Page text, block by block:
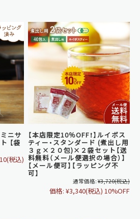
ニサ
【袋
(税込)
【本店限定10％OFF！】ルイボス
ティー・スタンダード (煮出し用
３ｇ×２０包)×２袋セット【送
料無料（メール便選択の場合）】
【メール便可】【ラッピング不
可】
通常価格: ¥3,720(税込)
価格: ¥3,340(税込) 10%OFF